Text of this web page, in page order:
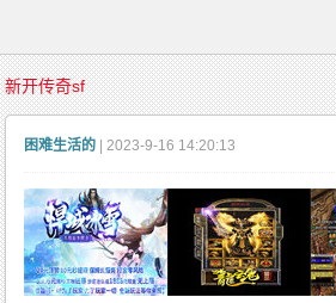
首
页
传
奇
游
戏
复
古
传
奇
新
开
传
奇
新开传奇sf
困难生活的 | 2023-9-16 14:20:13